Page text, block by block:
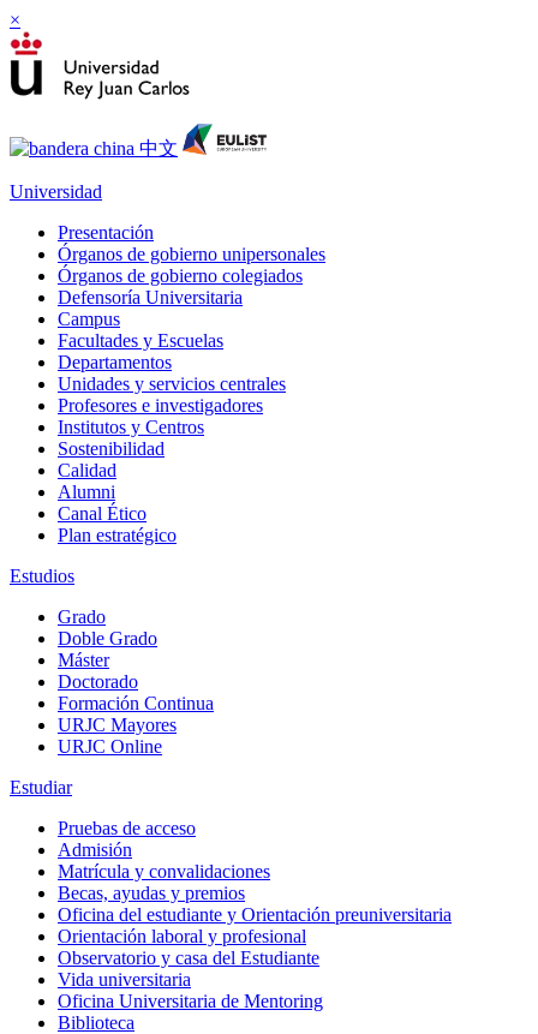
×
Universidad
Presentación
Órganos de gobierno unipersonales
Órganos de gobierno colegiados
Defensoría Universitaria
Campus
Facultades y Escuelas
Departamentos
Unidades y servicios centrales
Profesores e investigadores
Institutos y Centros
Sostenibilidad
Calidad
Alumni
Canal Ético
Plan estratégico
Estudios
Grado
Doble Grado
Máster
Doctorado
Formación Continua
URJC Mayores
URJC Online
Estudiar
Pruebas de acceso
Admisión
Matrícula y convalidaciones
Becas, ayudas y premios
Oficina del estudiante y Orientación preuniversitaria
Orientación laboral y profesional
Observatorio y casa del Estudiante
Vida universitaria
Oficina Universitaria de Mentoring
Biblioteca